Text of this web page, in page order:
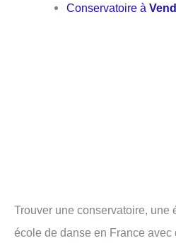
Conservatoire à
Trouver une conservatoire, une
école de danse en France